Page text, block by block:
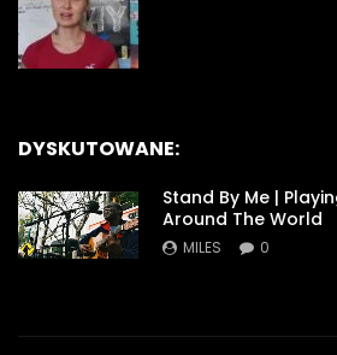
DYSKUTOWANE:
Stand By Me |
Around The World
MILES 0